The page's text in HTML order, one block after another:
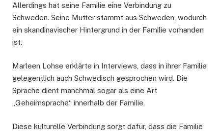
Allerdings hat seine Familie eine Verbindung zu
Schweden. Seine Mutter stammt aus Schweden, wodurch
ein skandinavischer Hintergrund in der Familie vorhanden
ist.
Marleen Lohse erklärte in Interviews, dass in ihrer Familie
gelegentlich auch Schwedisch gesprochen wird. Die
Sprache dient manchmal sogar als eine Art
„Geheimsprache“ innerhalb der Familie.
Diese kulturelle Verbindung sorgt dafür, dass die Familie